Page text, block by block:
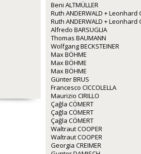
Beni ALTMÜLLER
Ruth ANDERWALD + Leonhard
Ruth ANDERWALD + Leonhard
Alfredo BARSUGLIA
Thomas BAUMANN
Wolfgang BECKSTEINER
Max BÖHME
Max BÖHME
Max BÖHME
Günter BRUS
Francesco CICCOLELLA
Maurizio CIRILLO
Çağla CÖMERT
Çağla CÖMERT
Çağla CÖMERT
Waltraut COOPER
Waltraut COOPER
Georgia CREIMER